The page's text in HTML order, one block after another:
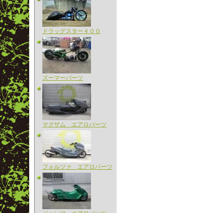
ドラッグスター４００
ズーマーパーツ
マグザム エアロパーツ
フォルツァ エアロパーツ